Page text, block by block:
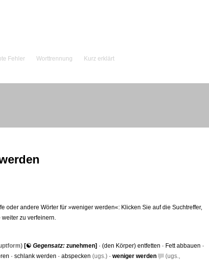
Fehler Worttrennung Kurz erklärt
oder andere Wörter für »weniger werden«: Klicken Sie auf die Suchtreffer,
zu verfeinern.
[☯ Gegensatz: zunehmen] · (den Körper) entfetten · Fett abbauen ·
· schlank werden · abspecken (ugs.) · weniger werden
(ugs.,